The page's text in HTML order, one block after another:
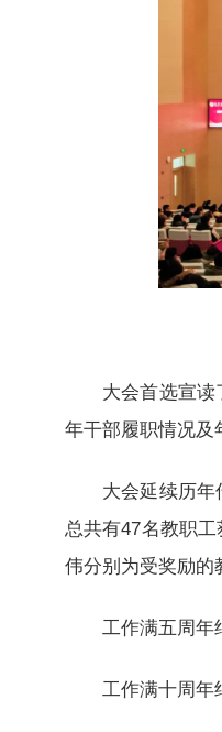
大会首选宣读
年干部履职情况及
大会延续历年
总共有47名教职
伟分别为受奖励的
工作满五周年
工作满十周年